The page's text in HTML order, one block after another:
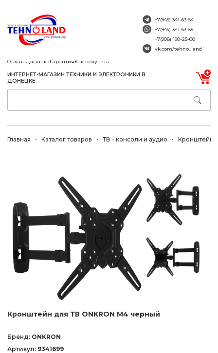
ОплатаДоставкаГарантияКак покупать
ИНТЕРНЕТ-МАГАЗИН ТЕХНИКИ И ЭЛЕКТРОНИКИ В
ДОНЕЦКЕ
+7(949) 341-63-54
+7(949) 341-63-55
+7(908) 190-25-00
vk.com/tehno_land
Главная Каталог товаров ТВ - консоли и аудио Кронштейны
Кронштейн для ТВ ONKRON M4 черный
Бренд: ONKRON
Артикул: 9341699